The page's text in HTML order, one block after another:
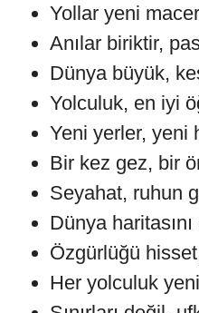
Yollar yeni
Anılar biriktir,
Dünya büyük,
Yolculuk, en iyi
Yeni yerler, yeni
Bir kez gez, bir
Seyahat, ruhun
Dünya
Özgürlüğü
Her yolculuk